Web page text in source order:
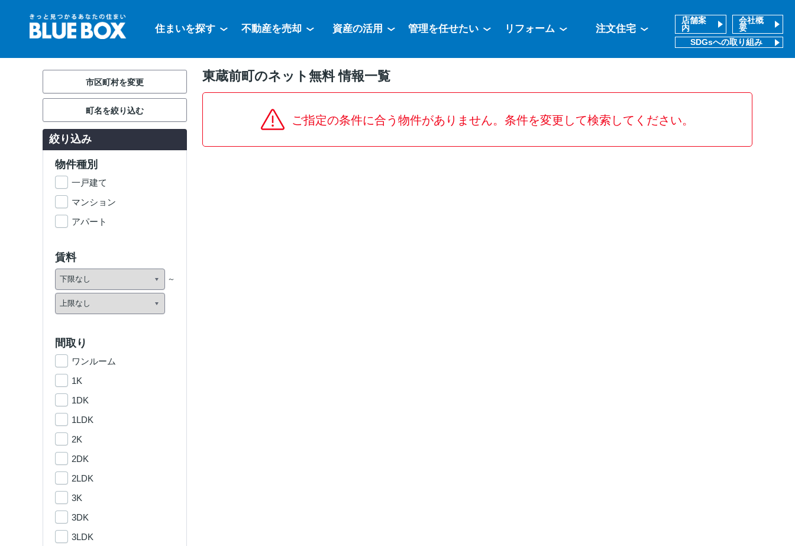
住まいを探す 不動産を売却 資産の活用 管理を任せたい リフォーム 注文住宅
店舗案
内
会社概
要
SDGsへの取り組み
東蔵前町のネット無料 情報一覧
ご指定の条件に合う物件がありません。条件を変更して検索してください。
市区町村を変更
町名を絞り込む
絞り込み
物件種別
一戸建て
マンション
アパート
賃料
間取り
ワンルーム
1K
1DK
1LDK
2K
2DK
2LDK
3K
3DK
3LDK